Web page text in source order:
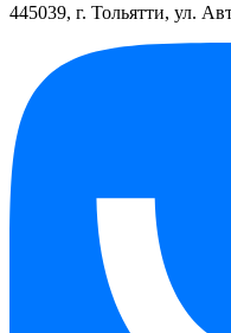
445039, г. Тольятти, ул.